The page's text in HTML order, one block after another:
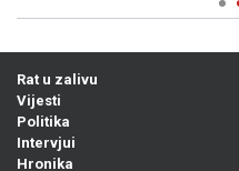
Rat u zalivu
Vijesti
Politika
Intervjui
Hronika